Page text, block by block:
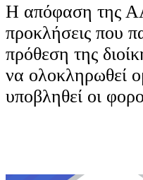
Η απόφαση της
προκλήσεις που
πρόθεση της
να ολοκληρωθεί
υποβληθεί οι